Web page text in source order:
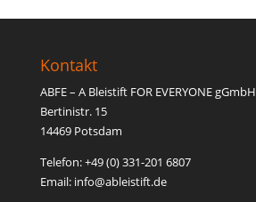
Kontakt
ABFE – A Bleistift FOR EVERYONE gGmbH
Bertinistr. 15
14469 Potsdam
Telefon: +49 (0) 331-201 6807
Email: info@ableistift.de